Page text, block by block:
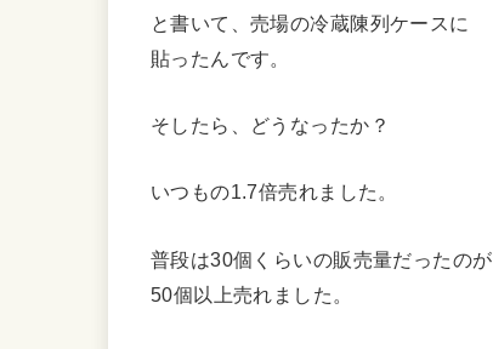
と書いて、売場の冷蔵陳列ケースに
貼ったんです。
そしたら、どうなったか？
いつもの1.7倍売れました。
普段は30個くらいの販売量だったのが
50個以上売れました。